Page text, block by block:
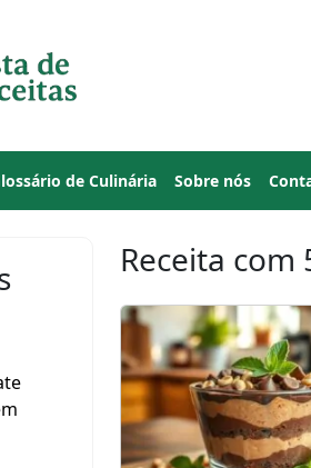
de Culinária Sobre nós
Receita